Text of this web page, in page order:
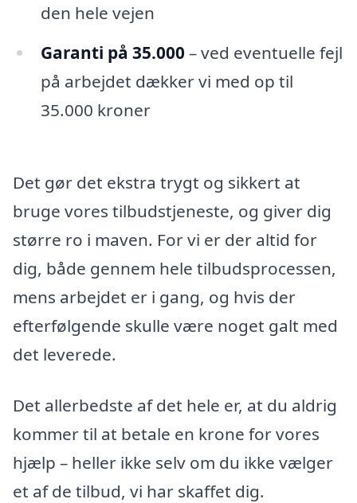
den hele vejen
Garanti på 35.000– ved eventuelle fejl
på arbejdet dækker vi med op til
35.000 kroner
Det gør det ekstra trygt og sikkert at
bruge vores tilbudstjeneste, og giver dig
større ro i maven. For vi er der altid for
dig, både gennem hele tilbudsprocessen,
mens arbejdet er i gang, og hvis der
efterfølgende skulle være noget galt med
det leverede.
Det allerbedste af det hele er, at du aldrig
kommer til at betale en krone for vores
hjælp – heller ikke selv om du ikke vælger
et af de tilbud, vi har skaffet dig.